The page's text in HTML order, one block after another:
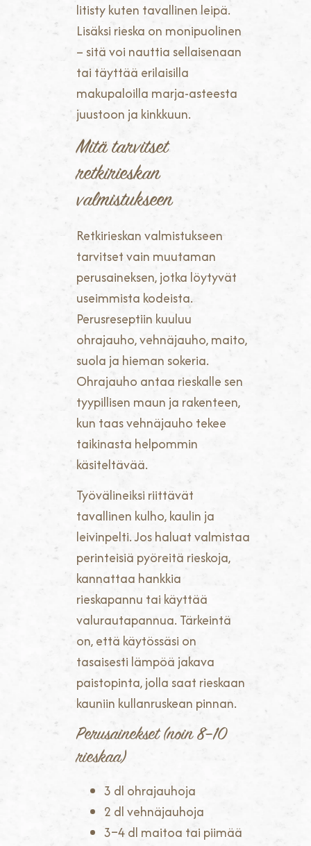
litisty kuten tavallinen leipä.
Lisäksi rieska on monipuolinen
– sitä voi nauttia sellaisenaan
tai täyttää erilaisilla
makupaloilla marja-asteesta
juustoon ja kinkkuun.
Mitä tarvitset
retkirieskan
valmistukseen
Retkirieskan valmistukseen
tarvitset vain muutaman
perusaineksen, jotka löytyvät
useimmista kodeista.
Perusreseptiin kuuluu
ohrajauho, vehnäjauho, maito,
suola ja hieman sokeria.
Ohrajauho antaa rieskalle sen
tyypillisen maun ja rakenteen,
kun taas vehnäjauho tekee
taikinasta helpommin
käsiteltävää.
Työvälineiksi riittävät
tavallinen kulho, kaulin ja
leivinpelti. Jos haluat valmistaa
perinteisiä pyöreitä rieskoja,
kannattaa hankkia
rieskapannu tai käyttää
valurautapannua. Tärkeintä
on, että käytössäsi on
tasaisesti lämpöä jakava
paistopinta, jolla saat rieskaan
kauniin kullanruskean pinnan.
Perusainekset (noin 8–10
rieskaa)
3 dl ohrajauhoja
2 dl vehnäjauhoja
3–4 dl maitoa tai piimää